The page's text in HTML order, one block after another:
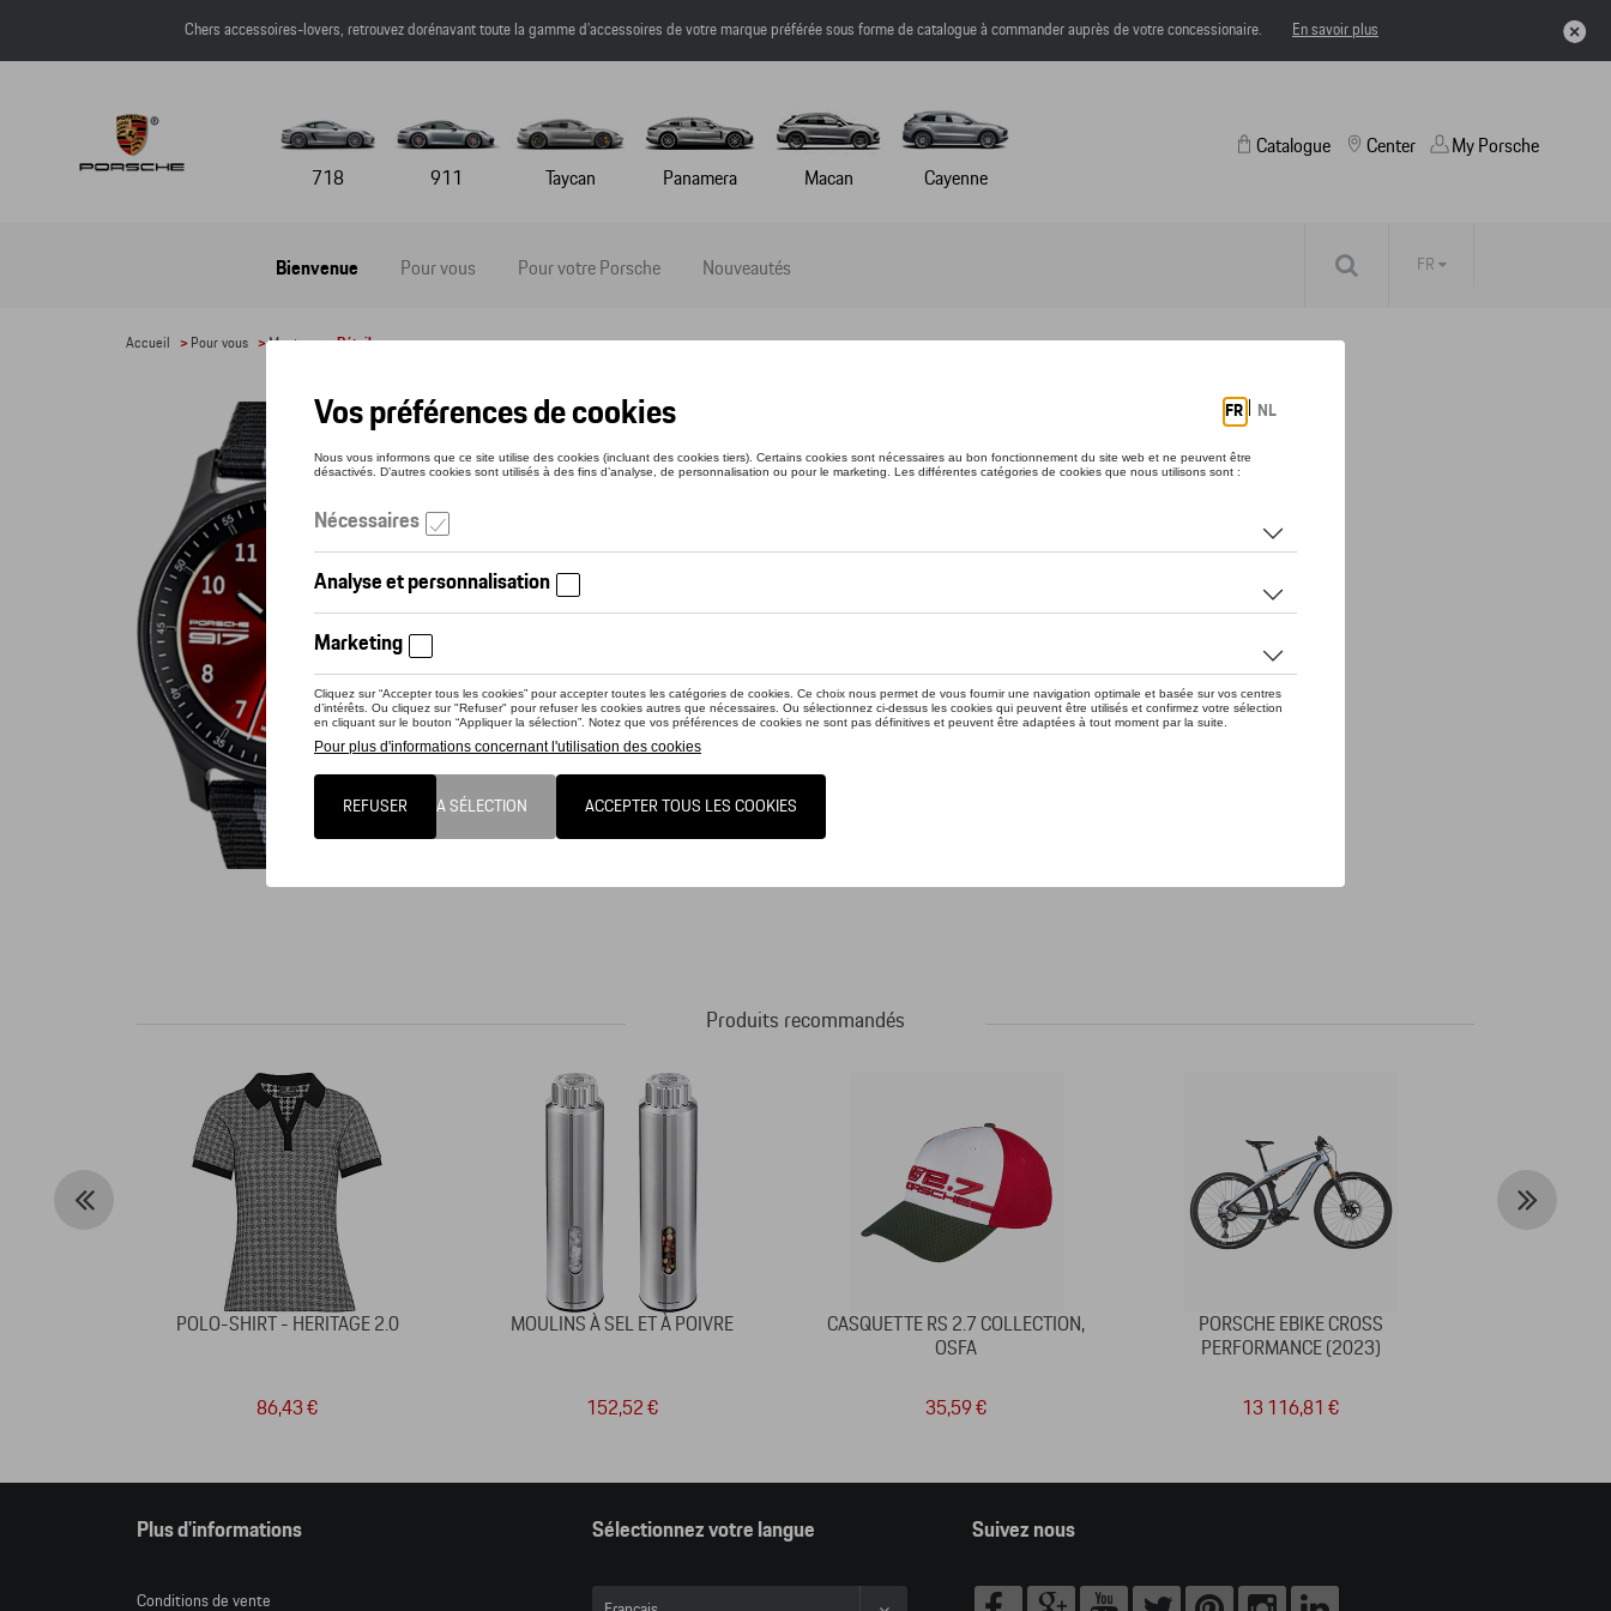
Chers accessoires-lovers, retrouvez dorénavant toute la gamme d’accessoires de votre marque préférée sous forme de catalogue à commander auprès de votre concessionaire. En savoir plus
718 911 Taycan Panamera Macan Cayenne
Catalogue
Bienvenue Pour vous Pour votre Porsche Nouveautés
Center My Porsche
FR
Accueil > Pour vous >Montres > Détail
PURE WATCH – ÉDITION LIMITÉE – 917 SALZBURG
Référence: WAP0700030M917
Vérifiez la disponibilité auprès de votre concessionnaire
Ce produit n'est actuellement pas de stock
Montre à trois aiguilles. Conception par Studio F.A. Porsche.
Produits recommandés
POLO-SHIRT - HERITAGE 2.0
86,43 €
MOULINS À SEL ET À POIVRE
152,52 €
CASQUETTE RS 2.7 COLLECTION,
OSFA
35,59 €
PORSCHE EBIKE CROSS
PERFORMANCE (2023)
13 116,81 €
Plus d'informations
Conditions de vente
Sélectionnez votre langue Suivez nous